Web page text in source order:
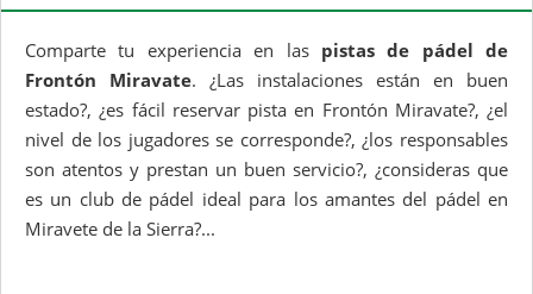
Comparte tu experiencia en las pistas de pádel de
Frontón Miravate. ¿Las instalaciones están en buen
estado?, ¿es fácil reservar pista en Frontón Miravate?, ¿el
nivel de los jugadores se corresponde?, ¿los responsables
son atentos y prestan un buen servicio?, ¿consideras que
es un club de pádel ideal para los amantes del pádel en
Miravete de la Sierra?...